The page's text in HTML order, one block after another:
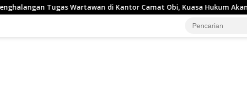
di Kantor Camat Obi, Kuasa Hukum Akan Tempuh Jalur Hukum